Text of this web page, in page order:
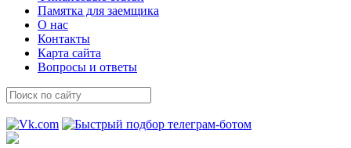
Памятка для заемщика
О нас
Контакты
Карта сайта
Вопросы и ответы